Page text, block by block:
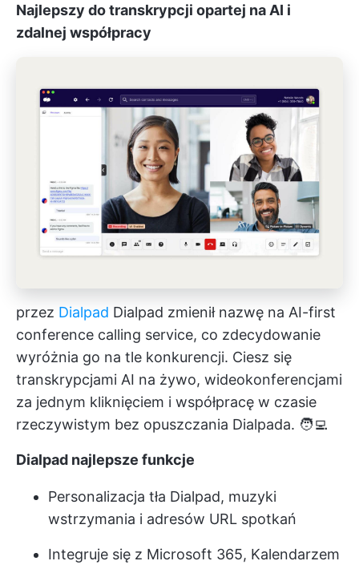
Najlepszy do transkrypcji opartej na AI i
zdalnej współpracy
przez Dialpad Dialpad zmienił nazwę na AI-first
conference calling service, co zdecydowanie
wyróżnia go na tle konkurencji. Ciesz się
transkrypcjami AI na żywo, wideokonferencjami
za jednym kliknięciem i współpracę w czasie
rzeczywistym bez opuszczania Dialpada. 🧑‍💻
Dialpad najlepsze funkcje
Personalizacja tła Dialpad, muzyki
wstrzymania i adresów URL spotkań
Integruje się z Microsoft 365, Kalendarzem